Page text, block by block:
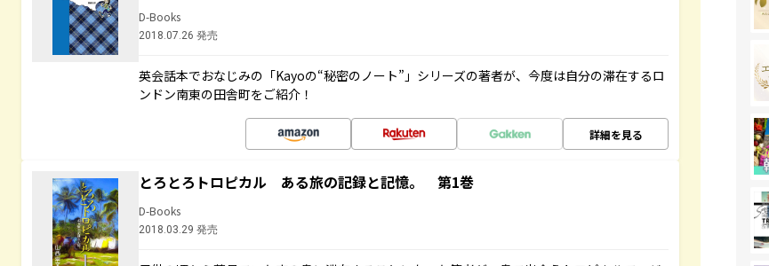
D-Books
2018.07.26 発売
英会話本でおなじみの「Kayoの“秘密のノート”」シリーズの著者が、今度は自分の滞在するロ
ンドン南東の田舎町をご紹介！
詳細を見る
とろとろトロピカル ある旅の記録と記憶。 第1巻
D-Books
2018.03.29 発売